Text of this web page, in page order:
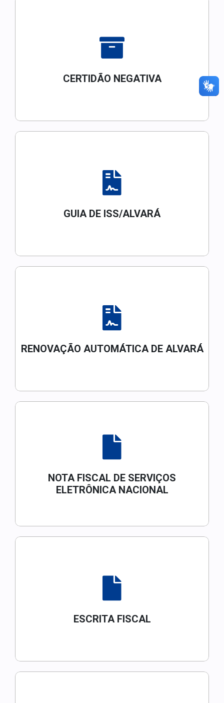
CERTIDÃO NEGATIVA
GUIA DE ISS/ALVARÁ
RENOVAÇÃO AUTOMÁTICA DE ALVARÁ
NOTA FISCAL DE SERVIÇOS
ELETRÔNICA NACIONAL
ESCRITA FISCAL